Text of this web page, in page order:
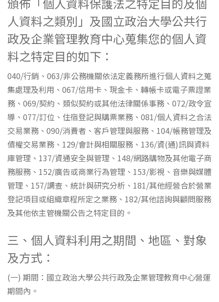
人資料之類別」及國立政治大學公共行
政及企業管理教育中心蒐集您的個人資
料之特定目的如下：
040/行銷、063/非公務機關依法定義務所進行個人資料之蒐
集處理及利用、067/信用卡、現金卡、轉帳卡或電子票證業
務、069/契約、類似契約或其他法律關係事務、072/政令宣
導、077/訂位、住宿登記與購票業務、081/個人資料之合法
交易業務、090/消費者、客戶管理與服務、104/帳務管理及
債權交易業務、129/會計與相關服務、136/資(通)訊與資料
庫管理、137/資通安全與管理、148/網路購物及其他電子商
務服務、152/廣告或商業行為管理、153/影視、音樂與媒體
管理、157/調查、統計與研究分析、181/其他經營合於營業
登記項目或組織章程所定之業務、182/其他諮詢與顧問服務
及其他依主管機關公告之特定目的。
三、個人資料利用之期間、地區、對象
及方式：
(一) 期間：國立政治大學公共行政及企業管理教育中心營運
期間內。